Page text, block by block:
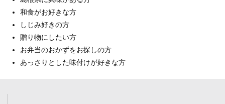
和食がお好きな方
しじみ好きの方
贈り物にしたい方
お弁当のおかずをお探しの方
あっさりとした味付けが好きな方